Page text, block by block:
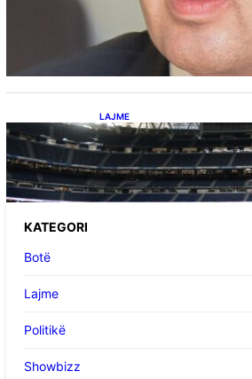
Përplasja VV-LDK për
Kërçeli i përgjigjet
aleancën me SHBA-në”
LAJME
Ish-mesfushori i Real
Argjentinës,shtrohet
problemeve me
e ardhshme
KATEGORI
Botë
Lajme
Politikë
Showbizz